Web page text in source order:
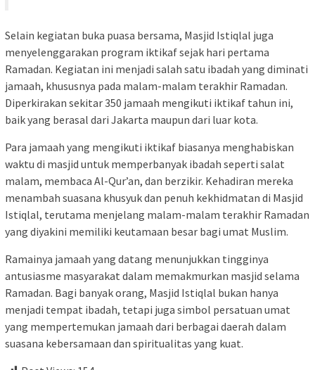
Selain kegiatan buka puasa bersama, Masjid Istiqlal juga
menyelenggarakan program iktikaf sejak hari pertama
Ramadan. Kegiatan ini menjadi salah satu ibadah yang diminati
jamaah, khususnya pada malam-malam terakhir Ramadan.
Diperkirakan sekitar 350 jamaah mengikuti iktikaf tahun ini,
baik yang berasal dari Jakarta maupun dari luar kota.
Para jamaah yang mengikuti iktikaf biasanya menghabiskan
waktu di masjid untuk memperbanyak ibadah seperti salat
malam, membaca Al-Qur’an, dan berzikir. Kehadiran mereka
menambah suasana khusyuk dan penuh kekhidmatan di Masjid
Istiqlal, terutama menjelang malam-malam terakhir Ramadan
yang diyakini memiliki keutamaan besar bagi umat Muslim.
Ramainya jamaah yang datang menunjukkan tingginya
antusiasme masyarakat dalam memakmurkan masjid selama
Ramadan. Bagi banyak orang, Masjid Istiqlal bukan hanya
menjadi tempat ibadah, tetapi juga simbol persatuan umat
yang mempertemukan jamaah dari berbagai daerah dalam
suasana kebersamaan dan spiritualitas yang kuat.